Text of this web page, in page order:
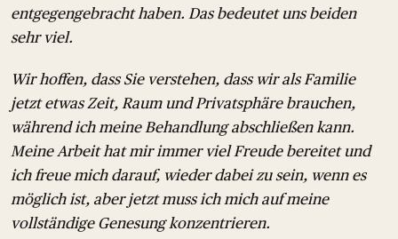
entgegengebracht haben. Das bedeutet uns beiden
sehr viel.
Wir hoffen, dass Sie verstehen, dass wir als Familie
jetzt etwas Zeit, Raum und Privatsphäre brauchen,
während ich meine Behandlung abschließen kann.
Meine Arbeit hat mir immer viel Freude bereitet und
ich freue mich darauf, wieder dabei zu sein, wenn es
möglich ist, aber jetzt muss ich mich auf meine
vollständige Genesung konzentrieren.